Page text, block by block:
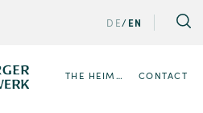
DE
EN
THE HEIMATWERK CONTACT